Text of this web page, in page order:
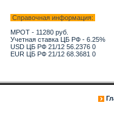
Справочная информация:
МРОТ - 11280 руб.
Учетная ставка ЦБ РФ - 6.25%
USD ЦБ РФ 21/12 56.2376 0
EUR ЦБ РФ 21/12 68.3681 0